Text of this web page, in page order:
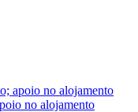
apoio no alojamento
no alojamento